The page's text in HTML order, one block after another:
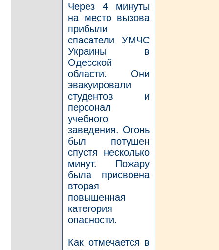
Через 4 минуты
на место вызова
прибыли
спасатели УМЧС
Украины в
Одесской
области. Они
эвакуировали
студентов и
персонал
учебного
заведения. Огонь
был потушен
спустя несколько
минут. Пожару
была присвоена
вторая
повышенная
категория
опасности.
Как отмечается в